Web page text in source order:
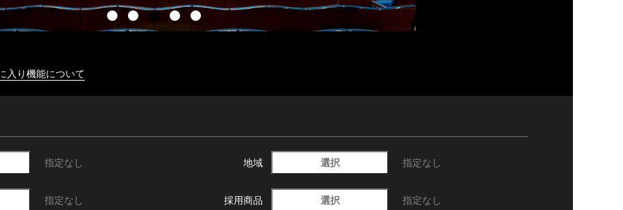
入り機能について
指定なし 地域 選択 指定なし
指定なし 採用商品 選択 指定なし